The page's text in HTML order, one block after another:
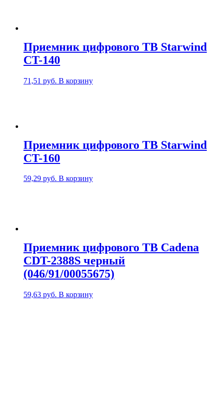
Приемник цифрового ТВ Starwind
CT-140
71,51 руб. В корзину
Приемник цифрового ТВ Starwind
CT-160
59,29 руб. В корзину
Приемник цифрового ТВ Cadena
CDT-2388S черный
(046/91/00055675)
59,63 руб. В корзину